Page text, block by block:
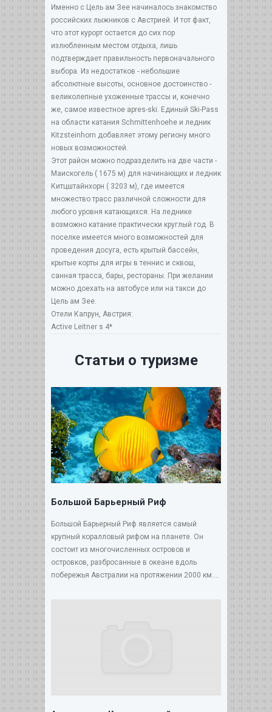
Именно с Цель ам Зее начиналось знакомство
российских лыжников с Австрией. И тот факт,
что этот курорт остается до сих пор
излюбленным местом отдыха, лишь
подтверждает правильность первоначального
выбора. Из недостатков - небольшие
абсолютные высоты, основное достоинство -
великолепные ухоженные трассы и, конечно
же, самое известное aprеs-ski. Единый Ski-Pass
на области катания Schmittenhoehe и ледник
Kitzsteinhorn добавляет этому региону много
новых возможностей.
Этот район можно подразделить на две части -
Маискогель ( 1675 м) для начинающих и ледник
Китцштайнхорн ( 3203 м), где имеется
множество трасс различной сложности для
любого уровня катающихся. На леднике
возможно катание практически круглый год. В
поселке имеется много возможностей для
проведения досуга, есть крытый бассейн,
крытые корты для игры в теннис и сквош,
санная трасса, бары, рестораны. При желании
можно доехать на автобусе или на такси до
Цель ам Зее.
Отели Капрун, Австрия:
Active Leitner s 4*
Статьи о туризме
Большой Барьерный Риф
Большой Барьерный Риф является самый
крупный коралловый рифом на планете. Он
состоит из многочисленных островов и
островков, разбросанные в океане вдоль
побережья Австралии на протяжении 2000 км....